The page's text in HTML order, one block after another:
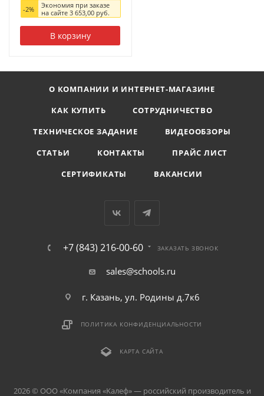
-2%
Экономия при заказе
на сайте 3 653,00руб.
В корзину
О КОМПАНИИ И ИНТЕРНЕТ-МАГАЗИНЕ
КАК КУПИТЬ
СОТРУДНИЧЕСТВО
ТЕХНИЧЕСКОЕ ЗАДАНИЕ
ВИДЕООБЗОРЫ
СТАТЬИ
КОНТАКТЫ
ПРАЙС ЛИСТ
СЕРТИФИКАТЫ
ВАКАНСИИ
+7 (843) 216-00-60 ЗАКАЗАТЬ ЗВОНОК
sales@schools.ru
г. Казань, ул. Родины д.7к6
ПОЛИТИКА КОНФИДЕНЦИАЛЬНОСТИ
КАРТА САЙТА
2026 © ООО «Компания «Kалеф» — российский производитель и